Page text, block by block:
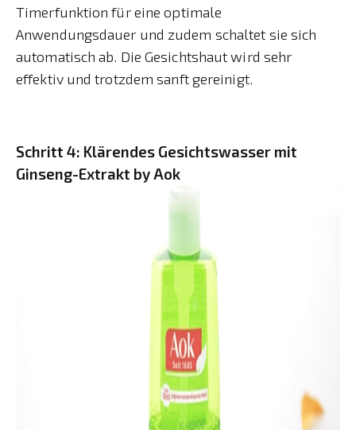
Timerfunktion für eine optimale
Anwendungsdauer und zudem schaltet sie sich
automatisch ab. Die Gesichtshaut wird sehr
effektiv und trotzdem sanft gereinigt.
Schritt 4: Klärendes Gesichtswasser mit
Ginseng-Extrakt by Aok